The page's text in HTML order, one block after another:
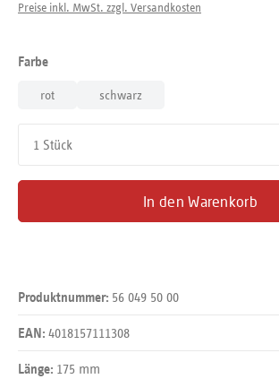
Preise inkl. MwSt. zzgl. Versandkosten
Farbeauswählen
rot schwarz
In den Warenkorb
Produktnummer: 56 049 50 00
EAN: 4018157111308
Länge: 175 mm